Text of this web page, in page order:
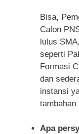
Bisa,
Calon
lulus
seperti
Formasi
dan
instansi
tambahan
Apa